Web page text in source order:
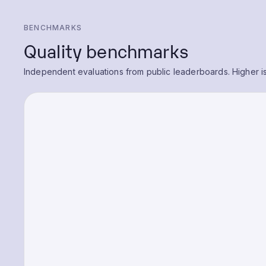
BENCHMARKS
Quality benchmarks
Independent evaluations from public leaderboards. Higher